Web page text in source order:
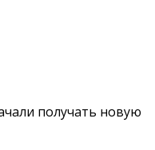
получать новую